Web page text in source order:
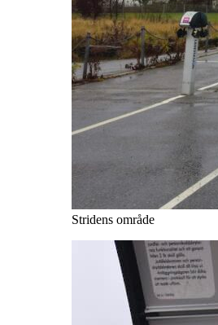
Stridens område